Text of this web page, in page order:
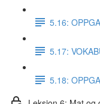
5.16:
5.17:
5.18: